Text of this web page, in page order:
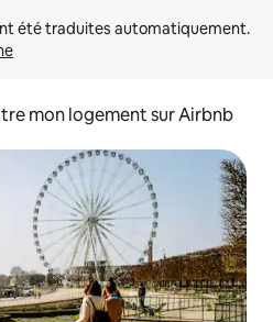
mon logement sur Airbnb